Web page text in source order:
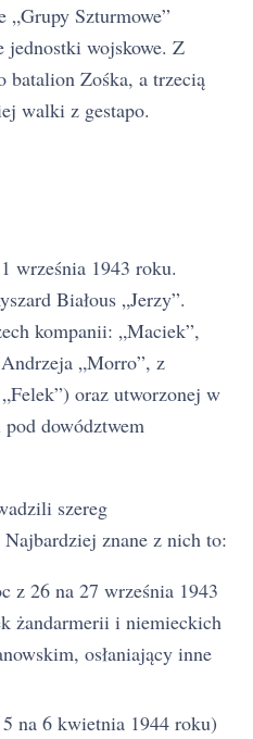
„Grupy Szturmowe”
jednostki wojskowe. Z
batalion Zośka, a trzecią
walki z gestapo.
września 1943 roku.
Białous „Jerzy”.
kompanii: „Maciek”,
„Morro”, z
oraz utworzonej w
dowództwem
szereg
znane z nich to:
z 26 na 27 września 1943
żandarmerii i niemieckich
osłaniający inne
na 6 kwietnia 1944 roku)